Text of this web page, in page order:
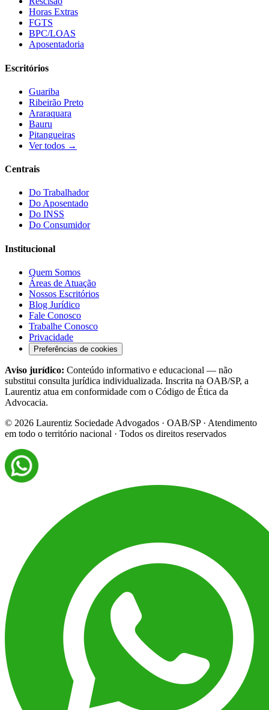
Horas Extras
FGTS
BPC/LOAS
Aposentadoria
Escritórios
Guariba
Ribeirão Preto
Araraquara
Bauru
Pitangueiras
Ver todos →
Centrais
Do Trabalhador
Do Aposentado
Do INSS
Do Consumidor
Institucional
Quem Somos
Áreas de Atuação
Nossos Escritórios
Blog Jurídico
Fale Conosco
Trabalhe Conosco
Privacidade
Preferências de cookies
Aviso jurídico: Conteúdo informativo e educacional — não
substitui consulta jurídica individualizada. Inscrita na OAB/SP, a
Laurentiz atua em conformidade com o Código de Ética da
Advocacia.
© 2026 Laurentiz Sociedade Advogados · OAB/SP · Atendimento
em todo o território nacional · Todos os direitos reservados